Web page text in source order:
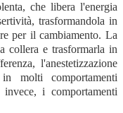
che libera l'energia
trasformandola in
per il cambiamento. La
collera e trasformarla in
l'anestetizzazione
molti comportamenti
i comportamenti